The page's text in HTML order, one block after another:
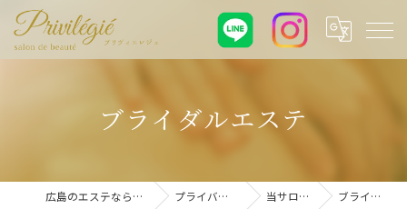
ブライダルエステ
広島のエステならプリヴィエレジェ プライバシーポリシー 当サロンの特徴 ブライダルエステ